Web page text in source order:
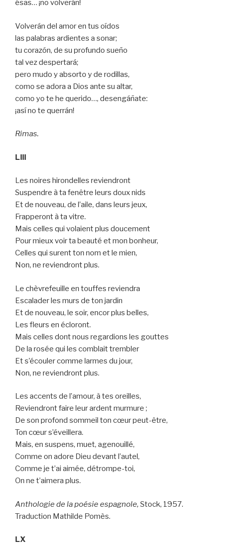
ésas… ¡no volverán!
Volverán del amor en tus oídos
las palabras ardientes a sonar;
tu corazón, de su profundo sueño
tal vez despertará;
pero mudo y absorto y de rodillas,
como se adora a Dios ante su altar,
como yo te he querido…, desengáñate:
¡así no te querrán!
Rimas.
LIII
Les noires hirondelles reviendront
Suspendre à ta fenêtre leurs doux nids
Et de nouveau, de l’aile, dans leurs jeux,
Frapperont à ta vitre.
Mais celles qui volaient plus doucement
Pour mieux voir ta beauté et mon bonheur,
Celles qui surent ton nom et le mien,
Non, ne reviendront plus.
Le chèvrefeuille en touffes reviendra
Escalader les murs de ton jardin
Et de nouveau, le soir, encor plus belles,
Les fleurs en écloront.
Mais celles dont nous regardions les gouttes
De la rosée qui les comblait trembler
Et s’écouler comme larmes du jour,
Non, ne reviendront plus.
Les accents de l’amour, à tes oreilles,
Reviendront faire leur ardent murmure ;
De son profond sommeil ton cœur peut-être,
Ton cœur s’éveillera.
Mais, en suspens, muet, agenouillé,
Comme on adore Dieu devant l’autel,
Comme je t’ai aimée, détrompe-toi,
On ne t’aimera plus.
Anthologie de la poésie espagnole, Stock, 1957.
Traduction Mathilde Pomès.
LX